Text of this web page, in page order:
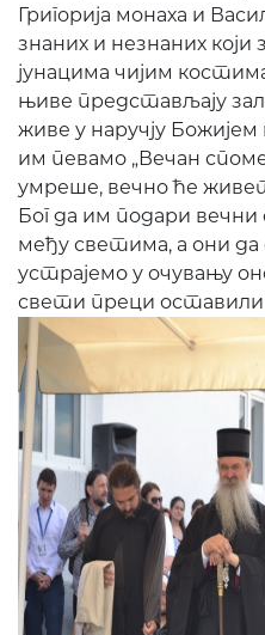
Григорија монаха и
знаних и незнаних који
јунацима чијим
њиве представљају
живе у наручју
им певамо „Вечан
умреше, вечно ће
Бог да им подари вечни
међу светима, а они да
устрајемо у очувању
свети преци оставили